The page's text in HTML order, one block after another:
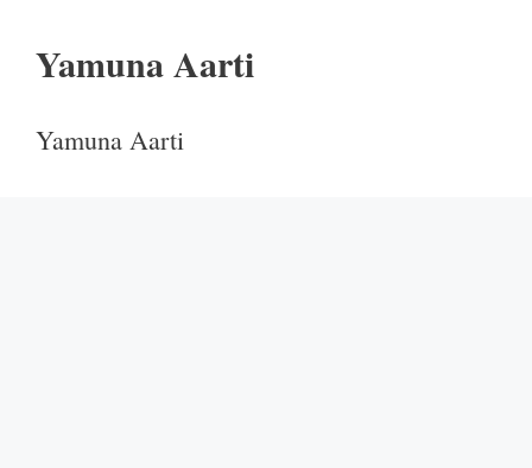
Yamuna Aarti
Yamuna Aarti